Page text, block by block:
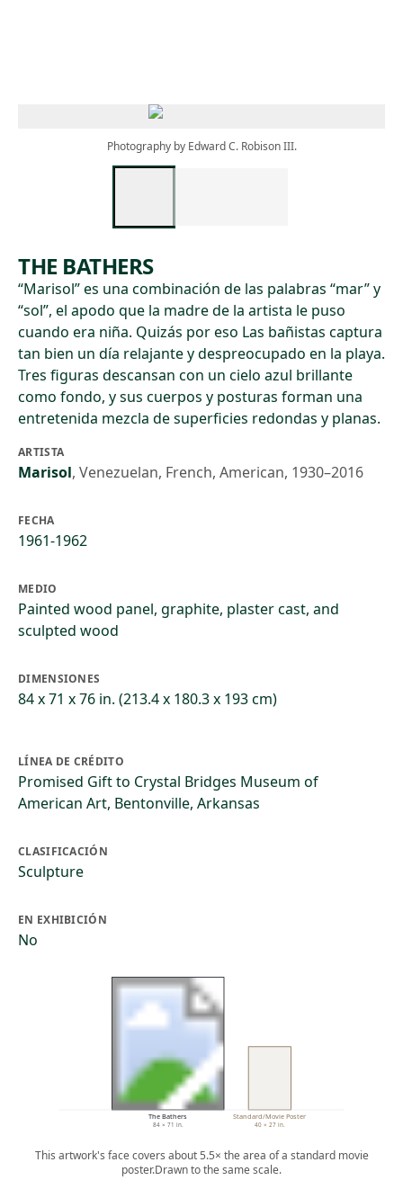
Photography by Edward C. Robison III.
THE BATHERS
“Marisol” es una combinación de las palabras “mar” y
“sol”, el apodo que la madre de la artista le puso
cuando era niña. Quizás por eso Las bañistas captura
tan bien un día relajante y despreocupado en la playa.
Tres figuras descansan con un cielo azul brillante
como fondo, y sus cuerpos y posturas forman una
entretenida mezcla de superficies redondas y planas.
ARTISTA
Marisol, Venezuelan, French, American, 1930–2016
FECHA
1961-1962
MEDIO
Painted wood panel, graphite, plaster cast, and
sculpted wood
DIMENSIONES
84 x 71 x 76 in. (213.4 x 180.3 x 193 cm)
LÍNEA DE CRÉDITO
Promised Gift to Crystal Bridges Museum of
American Art, Bentonville, Arkansas
CLASIFICACIÓN
Sculpture
EN EXHIBICIÓN
No
The Bathers
84 × 71 in.
Standard/Movie Poster
40 × 27 in.
This artwork's face covers about 5.5× the area of a standard movie
poster.Drawn to the same scale.